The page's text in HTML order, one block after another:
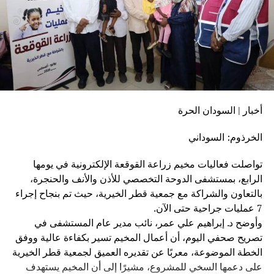
أخبار | السودان الحرة
الخرذوم: السوداني
تواصلت فعاليات مخيم زراعة القوقعة الإلكترونية في يومها
الرابع، بمستشفى الدوحة التخصصي للأذن والأنف والحنجرة،
بالتعاون والشراكة مع جمعية قطر الخيرية، حيث تم بنجاح إجراء
7 عمليات جراحية حتى الآن.
وأوضح د. إبراهيم علي عمر، نائب مدير عام المستشفى في
تصريح صحفي اليوم، أن أعمال المخيم تسير بكفاءة عالية ووفق
الخطة الموضوعة، معربًا عن تقديره العميق لجمعية قطر الخيرية
على دعمها السخي للمشروع، مشيرًا إلى أن المخيم يستهدف